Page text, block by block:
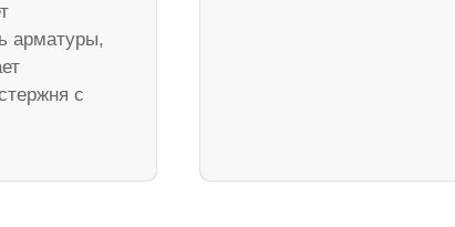
арматуры,
с